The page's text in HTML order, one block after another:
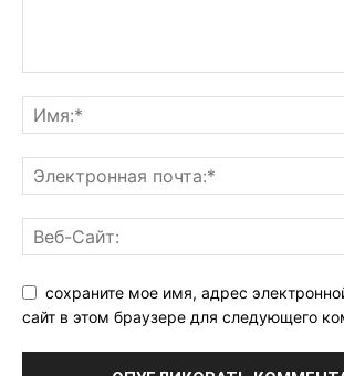
сохраните мое имя, адрес
сайт в этом браузере для следующего